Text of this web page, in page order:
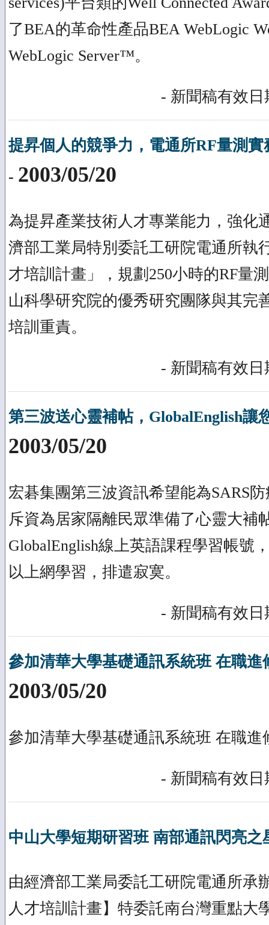
了BEA的革命性產品BEA WebLogic
WebLogic Server™。
- 新聞稿有效日
提昇個人的競爭力，電通所RF量測
- 2003/05/20
為提昇產業技術人才專業能力，強化
濟部工業局特別委託工研院電通所執
才培訓計畫」，規劃250小時的RF量
山科學研究院的優秀研究團隊與其完
培訓重責。
- 新聞稿有效日
第三波送心靈補帖，GlobalEnglish讓
2003/05/20
宏碁集團第三波資訊希望能為SARS
斥資為居家隔離民眾準備了心靈大補
GlobalEnglish線上英語課程學習帳號
以上網學習，排遣寂寞。
- 新聞稿有效日
參加清華大學基礎通訊系統班 在職進
2003/05/20
參加清華大學基礎通訊系統班 在職進
- 新聞稿有效日
中山大學短期研習班 南部通訊閃亮之
由經濟部工業局委託工研院電通所承
人才培訓計畫】特委託南台灣重點大